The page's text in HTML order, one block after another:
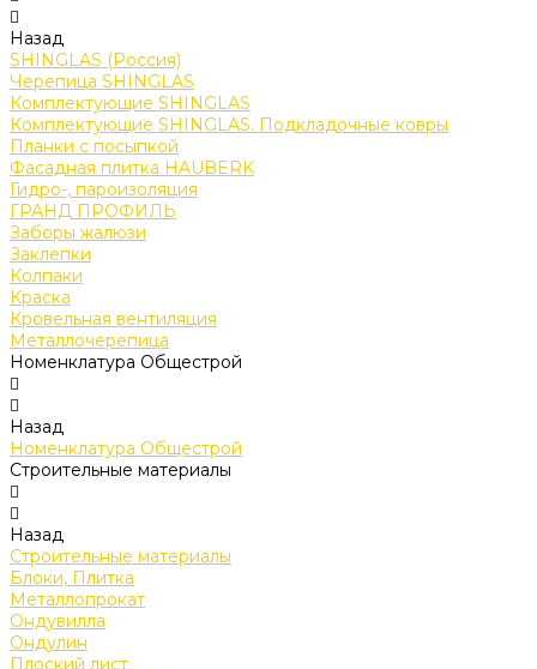
Назад
SHINGLAS (Россия)
Черепица SHINGLAS
Комплектующие SHINGLAS
Комплектующие SHINGLAS. Подкладочные ковры
Планки с посыпкой
Фасадная плитка HAUBERK
Гидро-, пароизоляция
ГРАНД ПРОФИЛЬ
Заборы жалюзи
Заклепки
Колпаки
Краска
Кровельная вентиляция
Металлочерепица
Номенклатура Общестрой
Назад
Номенклатура Общестрой
Строительные материалы
Назад
Строительные материалы
Блоки, Плитка
Металлопрокат
Ондувилла
Ондулин
Плоский лист